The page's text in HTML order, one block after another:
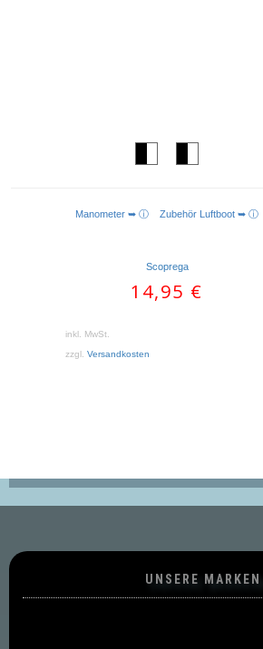
AUSFÜHRUNG WÄHLEN
Manometer ➥ ⓘZubehör Luftboot ➥ ⓘ
Scoprega
14,95 €
inkl. MwSt.
zzgl.Versandkosten
UNSERE MARKEN